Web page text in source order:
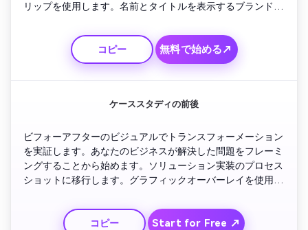
リップを使用します。名前とタイトルを表示するブランドの
維持してください。感謝のメモと連絡先情報のオーバーレイ
で閉じます。
コピー 無料で始める↗
ケーススタディの前後
ビフォーアフターのビジュアルでトランスフォーメーション
を実証します。あなたのビジネスが解決した問題をフレーミ
ングすることから始めます。ソリューション実装のプロセス
ショットに移行します。グラフィックオーバーレイを使用し
す。最後に、測定可能な結果とその背後にあるサービスまた
は製品を強調する強力なコールで締めくくります。
コピー Start for Free ↗